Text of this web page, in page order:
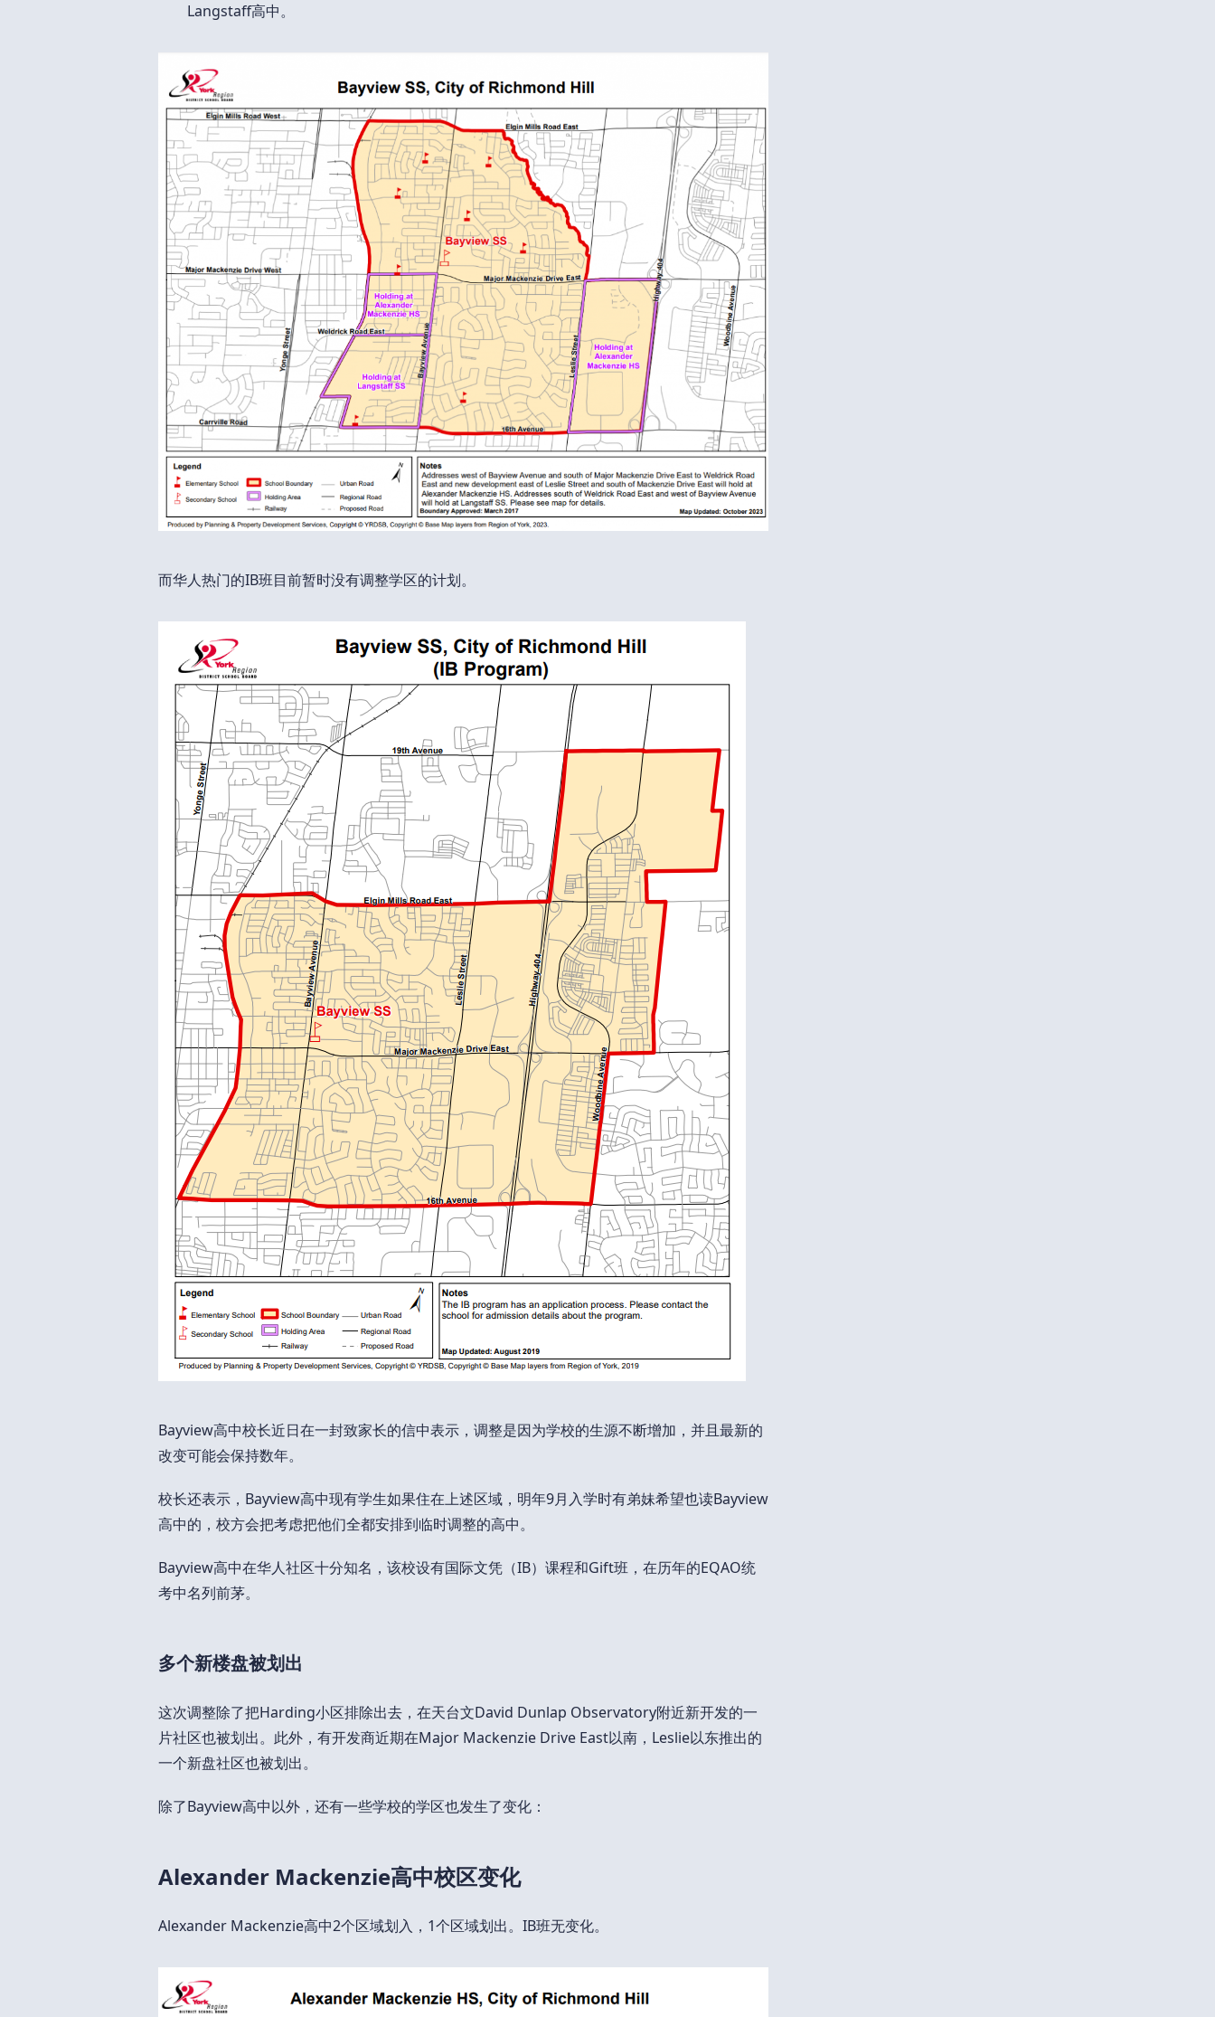
Langstaff高中。
而华人热门的IB班目前暂时没有调整学区的计划。
Bayview高中校长近日在一封致家长的信中表示，调整是因为学校的生源不断增加，并且最新的
改变可能会保持数年。
校长还表示，Bayview高中现有学生如果住在上述区域，明年9月入学时有弟妹希望也读Bayview
高中的，校方会把考虑把他们全都安排到临时调整的高中。
Bayview高中在华人社区十分知名，该校设有国际文凭（IB）课程和Gift班，在历年的EQAO统
考中名列前茅。
多个新楼盘被划出
这次调整除了把Harding小区排除‬出去，在天台文David Dunlap Observatory附近新开发的一
片社区‬也被划出。此外，有开发商近期在Major Mackenzie Drive East以南，Leslie以东推出的
一个新盘社区也被划出。
除了Bayview高中以外，还有一些学校的学区也发生了变化：
Alexander Mackenzie高中校区变化
Alexander Mackenzie高中2个区域划入，1个区域划出。IB班无变化。